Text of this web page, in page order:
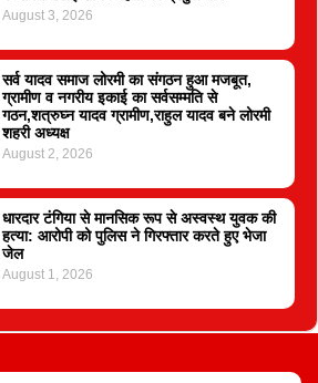
August 3, 2026
सर्व यादव समाज लोरमी का संगठन हुआ मजबूत,
ग्रामीण व नगरीय इकाई का सर्वसम्मति से
गठन,शत्रुघ्न यादव ग्रामीण,राहुल यादव बने लोरमी
शहरी अध्यक्ष
August 2, 2026
धारदार टंगिया से मानसिक रूप से अस्वस्थ युवक की
हत्या: आरोपी को पुलिस ने गिरफ्तार करते हुए भेजा
जेल
August 1, 2026